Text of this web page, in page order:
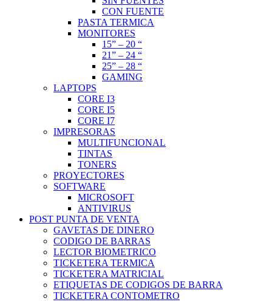
CON FUENTE
PASTA TERMICA
MONITORES
15” – 20 “
21” – 24 “
25” – 28 “
GAMING
LAPTOPS
CORE I3
CORE I5
CORE I7
IMPRESORAS
MULTIFUNCIONAL
TINTAS
TONERS
PROYECTORES
SOFTWARE
MICROSOFT
ANTIVIRUS
POST PUNTA DE VENTA
GAVETAS DE DINERO
CODIGO DE BARRAS
LECTOR BIOMETRICO
TICKETERA TERMICA
TICKETERA MATRICIAL
ETIQUETAS DE CODIGOS DE BARRA
TICKETERA CONTOMETRO